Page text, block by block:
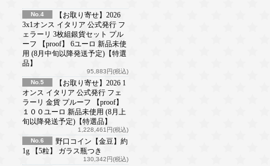
No.4
【お取り寄せ】2026
3x1オンス イタリア 公式発行 フ
ェラーリ 3枚組銀貨セット プル
ーフ 【proof】 6ユーロ 新品未使
用 (8月中旬以降発送予定)【特選
品】
95,883円(税込)
No.5
【お取り寄せ】2026 1
オンス イタリア 公式発行 フェ
ラーリ 金貨 プルーフ 【proof】
１００ユーロ 新品未使用 (8月上
旬以降発送予定)【特選品】
1,228,461円(税込)
No.6
野口コイン【金豆】約
1g 【5粒】 ガラス瓶つき
130,342円(税込)